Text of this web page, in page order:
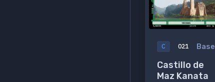
C 021 Base
Castillo de
Maz Kanata